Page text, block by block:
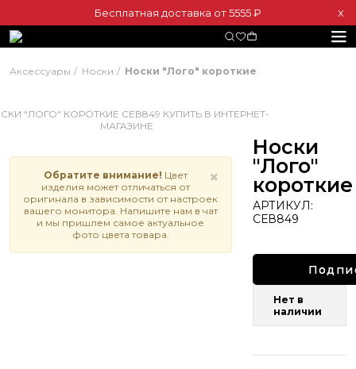
Бесплатная доставка от 5555 ₽ Х
Аксессуары Носки Носки "Лого" короткие
×
Обратите внимание! Цвет
изделия может отличаться от
оригинала в зависимости от настроек
вашего монитора. Напишите нам в чат
и мы пришлем самое актуальное
фото цвета товара.
Носки
"Лого"
короткие
АРТИКУЛ:
СЕВ849
Нет в
наличии